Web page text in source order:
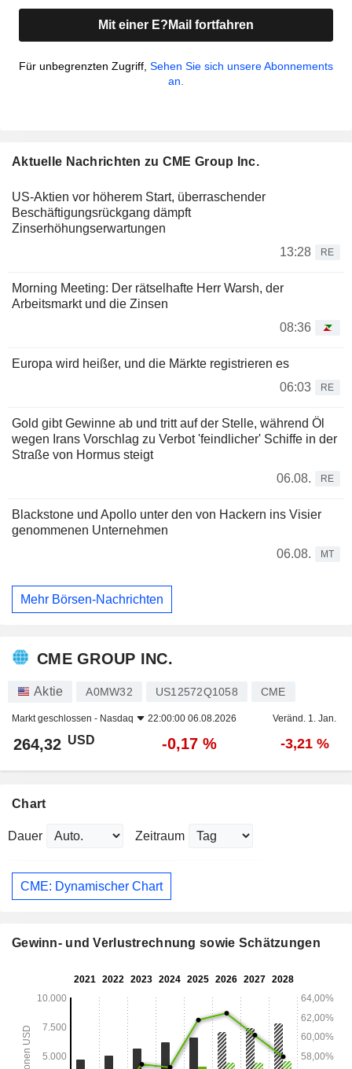
Mit einer E?Mail fortfahren
Für unbegrenzten Zugriff, Sehen Sie sich unsere Abonnements
an.
Aktuelle Nachrichten zu CME Group Inc.
US-Aktien vor höherem Start, überraschender
Beschäftigungsrückgang dämpft
Zinserhöhungserwartungen
13:28
RE
Morning Meeting: Der rätselhafte Herr Warsh, der
Arbeitsmarkt und die Zinsen
08:36
Europa wird heißer, und die Märkte registrieren es
06:03
RE
Gold gibt Gewinne ab und tritt auf der Stelle, während Öl
wegen Irans Vorschlag zu Verbot 'feindlicher' Schiffe in der
Straße von Hormus steigt
06.08.
RE
Blackstone und Apollo unter den von Hackern ins Visier
genommenen Unternehmen
06.08.
MT
Mehr Börsen-Nachrichten
CME GROUP INC.
Aktie A0MW32 US12572Q1058 CME
Markt geschlossen - Nasdaq 22:00:00 06.08.2026 Veränd. 1. Jan.
264,32 USD -0,17 % -3,21 %
Chart
Dauer Zeitraum
CME: Dynamischer Chart
Gewinn- und Verlustrechnung sowie Schätzungen